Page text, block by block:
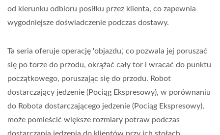
od kierunku odbioru posiłku przez klienta, co zapewnia
wygodniejsze doświadczenie podczas dostawy.
Ta seria oferuje operację 'objazdu', co pozwala jej poruszać
się po torze do przodu, okrążać cały tor i wracać do punktu
początkowego, poruszając się do przodu. Robot
dostarczający jedzenie (Pociąg Ekspresowy), w porównaniu
do Robota dostarczającego jedzenie (Pociąg Ekspresowy),
może pomieścić większe rozmiary potraw podczas